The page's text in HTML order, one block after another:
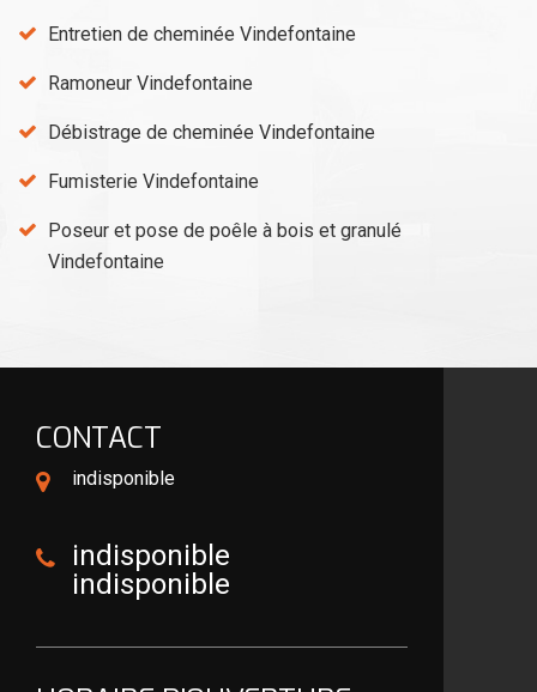
Entretien de cheminée Vindefontaine
Ramoneur Vindefontaine
Débistrage de cheminée Vindefontaine
Fumisterie Vindefontaine
Poseur et pose de poêle à bois et granulé
Vindefontaine
CONTACT
indisponible
indisponible
indisponible